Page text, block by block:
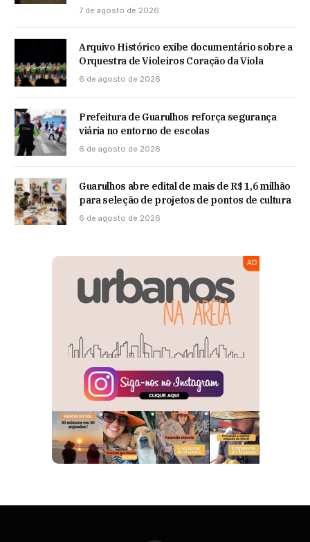
7 de agosto de 2026
Arquivo Histórico exibe documentário sobre a
Orquestra de Violeiros Coração da Viola
6 de agosto de 2026
Prefeitura de Guarulhos reforça segurança
viária no entorno de escolas
6 de agosto de 2026
Guarulhos abre edital de mais de R$ 1,6 milhão
para seleção de projetos de pontos de cultura
6 de agosto de 2026